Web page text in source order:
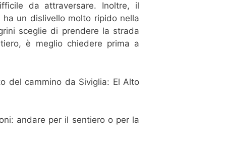
da attraversare. Inoltre, il
un dislivello molto ripido nella
sceglie di prendere la strada
è meglio chiedere prima a
del cammino da Siviglia: El Alto
andare per il sentiero o per la